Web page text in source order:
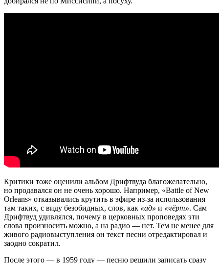
Критики тоже оценили альбом Дрифтвуда благожелательно,
но продавался он не очень хорошо. Например, «Battle of New
Orleans» отказывались крутить в эфире из-за использования
там таких, с виду безобидных, слов, как «ад» и «чёрт». Сам
Дрифтвуд удивлялся, почему в церковных проповедях эти
слова произносить можно, а на радио — нет. Тем не менее для
живого радиовыступления он текст песни отредактировал и
заодно сократил.
После этого — в 1959 году — песню решили записать сразу